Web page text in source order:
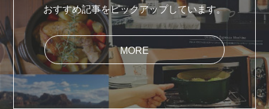
おすすめ記事をピックアップしています。
MORE